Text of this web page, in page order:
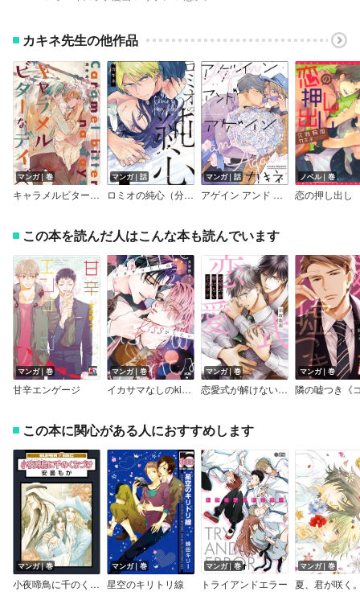
カキネ先生の他作品
マンガ｜巻
キャラメルビターなデイズ
マンガ｜話
ロミオの純心（分冊版）
マンガ｜話
アゲイン アンド アゲイン（分冊版）
ノベル｜巻
恋の押し出し
この本を読んだ人はこんな本も読んでいます
マンガ｜巻
甘辛エンゲージ
マンガ｜巻
イカサマなしのkissがしたい
マンガ｜巻
恋愛式が解けないそのワケ【おまけ漫画付きRenta！限定版】
マンガ｜巻
この本に関心がある人におすすめします
マンガ｜巻
小夜啼鳥に千のくちづけ
マンガ｜巻
星空のキリトリ線
マンガ｜巻
トライアンドエラー
マンガ｜巻
夏、君が咲く